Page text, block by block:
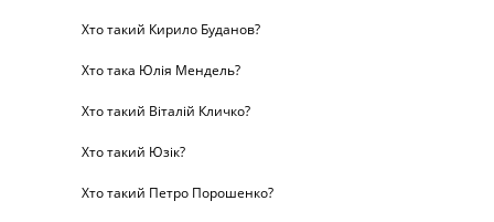
Хто такий Кирило Буданов?
Хто така Юлія Мендель?
Хто такий Віталій Кличко?
Хто такий Юзік?
Хто такий Петро Порошенко?